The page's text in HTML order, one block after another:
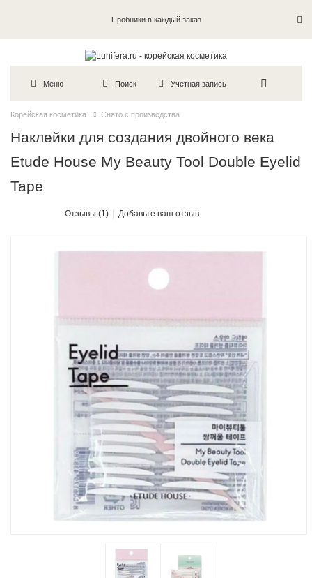
Пробники в каждый заказ
Меню Поиск Учетная запись
Корейская косметика Снято с производства
Наклейки для создания двойного века
Etude House My Beauty Tool Double Eyelid
Tape
Отзывы (1) Добавьте ваш отзыв